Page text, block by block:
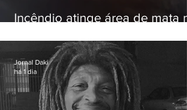
Incêndio atinge área de mata
Iguaçu
Jornal Daki
há 1 dia